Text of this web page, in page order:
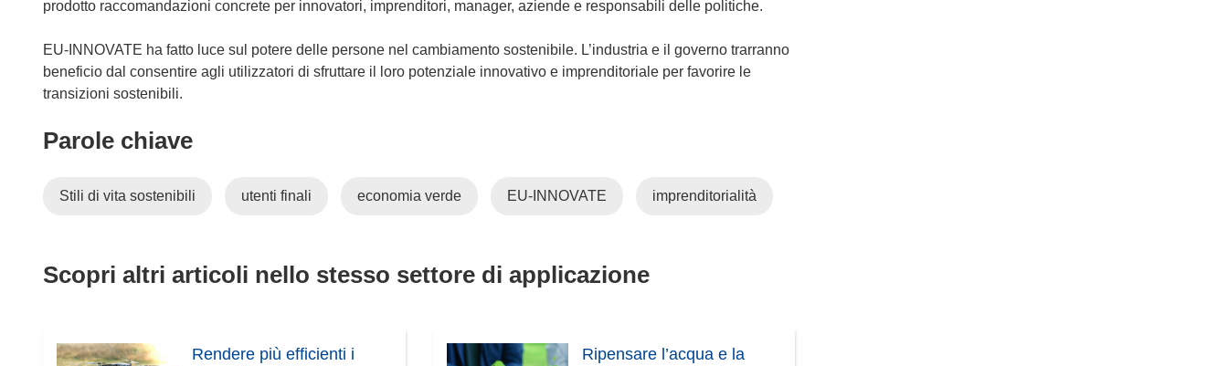
prodotto raccomandazioni concrete per innovatori, imprenditori, manager, aziende e responsabili delle politiche.
EU-INNOVATE ha fatto luce sul potere delle persone nel cambiamento sostenibile. L’industria e il governo trarranno
beneficio dal consentire agli utilizzatori di sfruttare il loro potenziale innovativo e imprenditoriale per favorire le
transizioni sostenibili.
Parole chiave
Stili di vita sostenibili utenti finali economia verde EU-INNOVATE imprenditorialità
Scopri altri articoli nello stesso settore di applicazione
Rendere più efficienti i
Ripensare l’acqua e la